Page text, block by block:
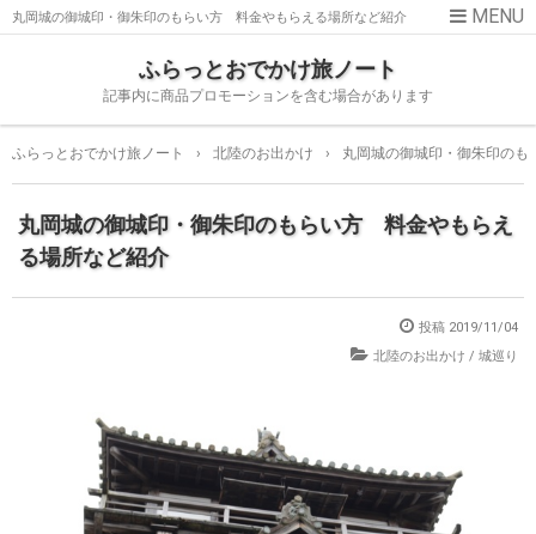
丸岡城の御城印・御朱印のもらい方 料金やもらえる場所など紹介
ふらっとおでかけ旅ノート
記事内に商品プロモーションを含む場合があります
ふらっとおでかけ旅ノート › 北陸のお出かけ › 丸岡城の御城印・御朱印の
丸岡城の御城印・御朱印のもらい方 料金やもらえ
る場所など紹介
投稿 2019/11/04
北陸のお出かけ / 城巡り